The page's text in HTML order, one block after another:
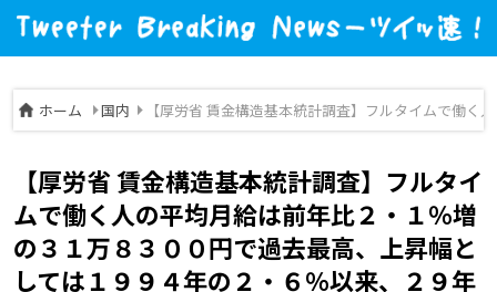
ホーム 国内 【厚労省 賃金構造基本統計調査】フルタイムで働
【厚労省 賃金構造基本統計調査】フルタイ
ムで働く人の平均月給は前年比２・１％増
の３１万８３００円で過去最高、上昇幅と
しては１９９４年の２・６％以来、２９年